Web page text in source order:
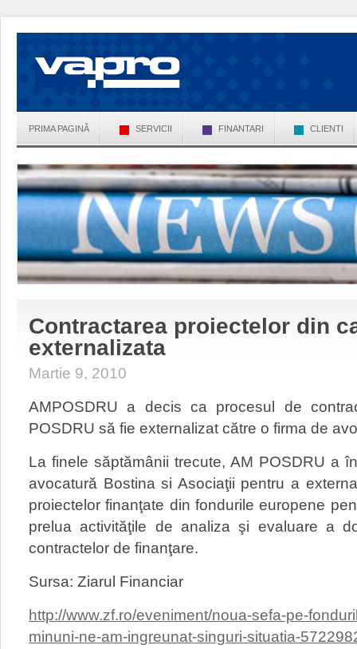
PRIMA PAGINĂ SERVICII FINANTARI CLIENTI
Contractarea proiectelor din
externalizata
Martie 9, 2010
AMPOSDRU a decis ca procesul de
POSDRU să fie externalizat către o firma de
La finele săptămânii trecute, AM POSDRU a
avocatură Bostina si Asociaţii pentru a
proiectelor finanţate din fondurile europene
prelua activităţile de analiza şi evaluare a
contractelor de finanţare.
Sursa: Ziarul Financiar
http://www.zf.ro/eveniment/noua-sefa-pe-
minuni-ne-am-ingreunat-singuri-situatia-